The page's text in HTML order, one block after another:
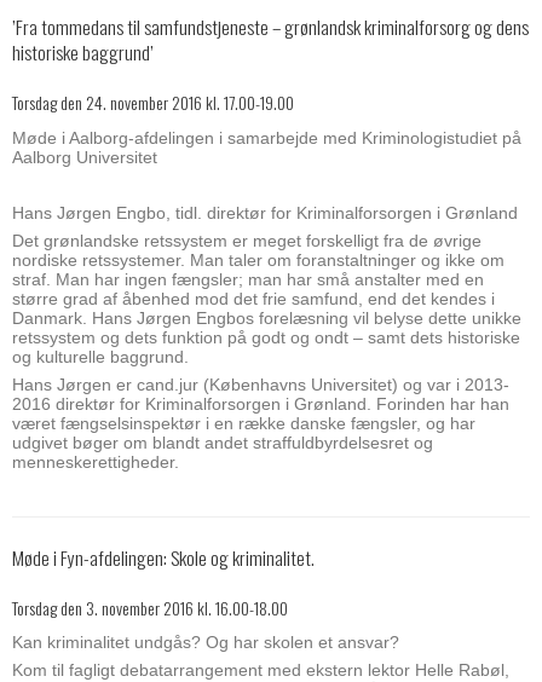
’Fra tommedans til samfundstjeneste – grønlandsk kriminalforsorg og dens
historiske baggrund’
Torsdag den 24. november 2016 kl. 17.00-19.00
Møde i Aalborg-afdelingen i samarbejde med Kriminologistudiet på
Aalborg Universitet
Hans Jørgen Engbo, tidl. direktør for Kriminalforsorgen i Grønland
Det grønlandske retssystem er meget forskelligt fra de øvrige
nordiske retssystemer. Man taler om foranstaltninger og ikke om
straf. Man har ingen fængsler; man har små anstalter med en
større grad af åbenhed mod det frie samfund, end det kendes i
Danmark. Hans Jørgen Engbos forelæsning vil belyse dette unikke
retssystem og dets funktion på godt og ondt – samt dets historiske
og kulturelle baggrund.
Hans Jørgen er cand.jur (Københavns Universitet) og var i 2013-
2016 direktør for Kriminalforsorgen i Grønland. Forinden har han
været fængselsinspektør i en række danske fængsler, og har
udgivet bøger om blandt andet straffuldbyrdelsesret og
menneskerettigheder.
Møde i Fyn-afdelingen: Skole og kriminalitet.
Torsdag den 3. november 2016 kl. 16.00-18.00
Kan kriminalitet undgås? Og har skolen et ansvar?
Kom til fagligt debatarrangement med ekstern lektor Helle Rabøl,